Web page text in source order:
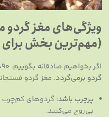
ویژگی‌های مغز
(مهم‌ترین بخش برای
اگر بخواهیم صادقانه بگوییم،
گردو برمی‌گردد. مغز گردو
پرچرب باشد: گردوهای کم‌چرب
بی‌روح می‌کنند.